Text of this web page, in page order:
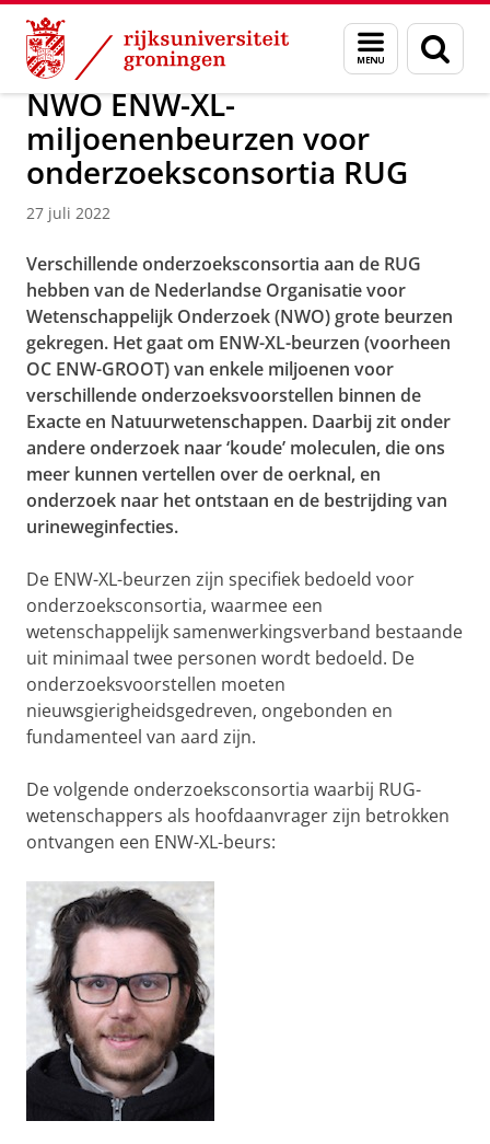
Skip
Content
Skip
Navigation
Menu
en
zoeken
Over ons Actueel Nieuws Nieuwsberichten
NWO ENW-XL-
miljoenenbeurzen voor
onderzoeksconsortia RUG
27 juli 2022
Verschillende onderzoeksconsortia aan de RUG
hebben van de Nederlandse Organisatie voor
Wetenschappelijk Onderzoek (NWO) grote beurzen
gekregen. Het gaat om ENW-XL-beurzen (voorheen
OC ENW-GROOT) van enkele miljoenen voor
verschillende onderzoeksvoorstellen binnen de
Exacte en Natuurwetenschappen. Daarbij zit onder
andere onderzoek naar ‘koude’ moleculen, die ons
meer kunnen vertellen over de oerknal, en
onderzoek naar het ontstaan en de bestrijding van
urineweginfecties.
De ENW-XL-beurzen zijn specifiek bedoeld voor
onderzoeksconsortia, waarmee een
wetenschappelijk samenwerkingsverband bestaande
uit minimaal twee personen wordt bedoeld. De
onderzoeksvoorstellen moeten
nieuwsgierigheidsgedreven, ongebonden en
fundamenteel van aard zijn.
De volgende onderzoeksconsortia waarbij RUG-
wetenschappers als hoofdaanvrager zijn betrokken
ontvangen een ENW-XL-beurs: